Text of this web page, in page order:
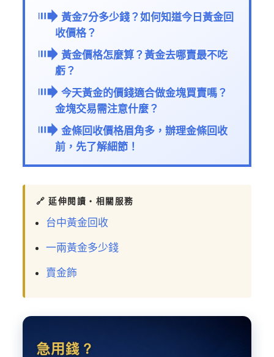
黃金7分多少錢？如何知道今日黃金回
收價格？
黃金價格怎麼算？黃金去哪賣最不吃
虧？
今天黃金的價錢適合做金塊買賣嗎？
金塊交易需注意什麼？
金條回收價格眉角多，辦理金條回收
前，先了解細節！
🔗 延伸閱讀・相關服務
台中黃金回收
一兩黃金多少錢
賣金飾